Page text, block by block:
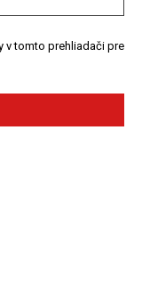
v tomto prehliadači pre